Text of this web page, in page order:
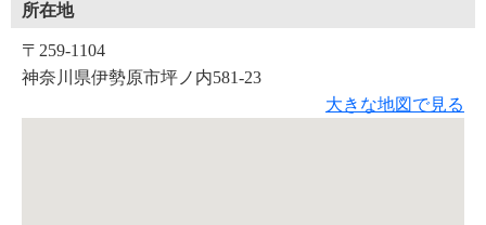
所在地
〒259-1104
神奈川県伊勢原市坪ノ内581-23
大きな地図で見る